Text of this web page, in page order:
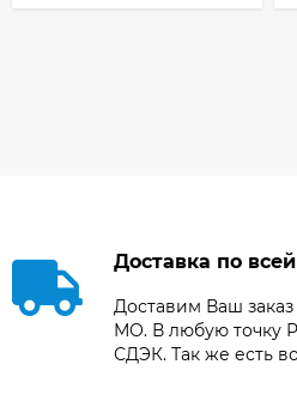
Доставка по
Доставим Ваш
МО. В любую точку
СДЭК. Так же есть